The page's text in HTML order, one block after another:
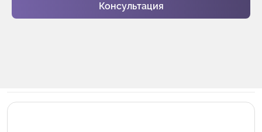
Консультация